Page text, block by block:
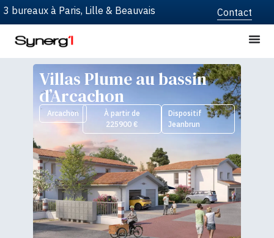
3 bureaux à Paris, Lille & Beauvais Contact
Villas Plume au bassin
d’Arcachon
Arcachon
À partir de
225900 €
Dispositif
Jeanbrun